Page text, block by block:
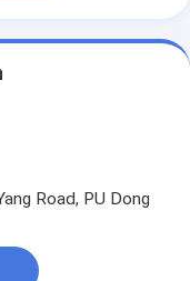
Road, PU Dong